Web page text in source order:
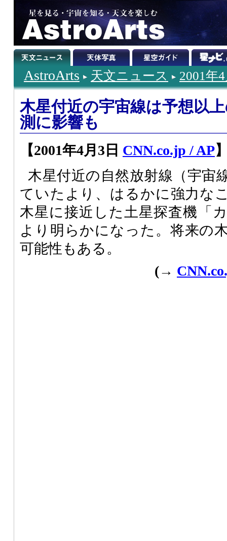
AstroArts 天文ニュース 2001年
木星付近の宇宙線は予想以
測に影響も
【2001年4月3日 CNN.co.jp / AP
木星付近の自然放射線（宇宙
ていたより、はるかに強力な
木星に接近した土星探査機「
より明らかになった。将来の
可能性もある。
(→